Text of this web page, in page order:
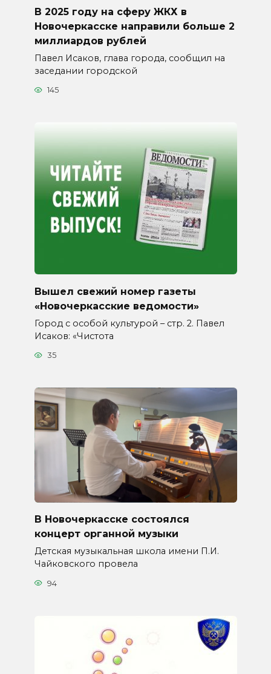
В 2025 году на сферу ЖКХ в
Новочеркасске направили больше 2
миллиардов рублей
Павел Исаков, глава города, сообщил на
заседании городской
145
Вышел свежий номер газеты
«Новочеркасские ведомости»
Город с особой культурой – стр. 2. Павел
Исаков: «Чистота
35
В Новочеркасске состоялся
концерт органной музыки
Детская музыкальная школа имени П.И.
Чайковского провела
94